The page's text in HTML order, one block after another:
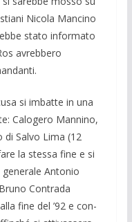
Nicola Mancino
stato infor­mato
avrebbero
si imbatte in una
Calogero Mannino,
di Sal­vo Lima (12
la stessa fine e si
Antonio
Contra­da
fine del ’92 e con­